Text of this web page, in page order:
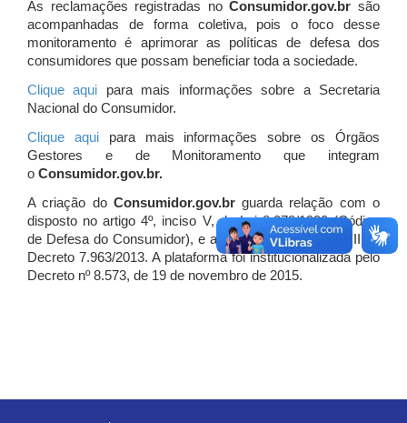
As reclamações registradas noConsumidor.gov.br são
acompanhadas de forma coletiva, pois o foco desse
monitoramento é aprimorar as políticas de defesa dos
consumidores que possam beneficiar toda a sociedade.
Clique aqui para mais informações sobre a Secretaria
Nacional do Consumidor.
Clique aquipara mais informações sobre os Órgãos
Gestores e de Monitoramento que integram
o Consumidor.gov.br.
A criação do Consumidor.gov.brguarda relação com o
disposto no artigo 4º, inciso V, da Lei 8.078/1990 (Código
de Defesa do Consumidor), e artigo 7º, incisos I, II e III do
Decreto 7.963/2013. A plataforma foi institucionalizada pelo
Decreto nº 8.573, de 19 de novembro de 2015.